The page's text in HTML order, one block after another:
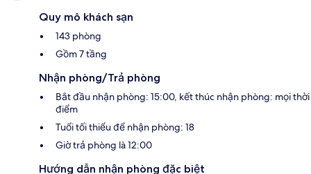
Quy mô khách sạn
143 phòng
Gồm 7 tầng
Nhận phòng/Trả phòng
Bắt đầu nhận phòng: 15:00, kết thúc nhận phòng: mọi thời
điểm
Tuổi tối thiểu để nhận phòng: 18
Giờ trả phòng là 12:00
Hướng dẫn nhận phòng đặc biệt